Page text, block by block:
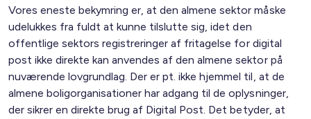
Vores eneste bekymring er, at den almene sektor måske
udelukkes fra fuldt at kunne tilslutte sig, idet den
offentlige sektors registreringer af fritagelse for digital
post ikke direkte kan anvendes af den almene sektor på
nuværende lovgrundlag. Der er pt. ikke hjemmel til, at de
almene boligorganisationer har adgang til de oplysninger,
der sikrer en direkte brug af Digital Post. Det betyder, at